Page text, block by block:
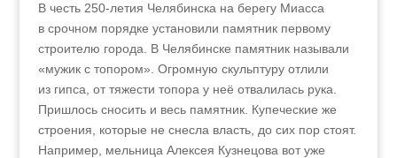
В честь 250‑летия Челябинска на берегу Миасса
в срочном порядке установили памятник первому
строителю города. В Челябинске памятник называли
«мужик с топором». Огромную скульптуру отлили
из гипса, от тяжести топора у неё отвалилась рука.
Пришлось сносить и весь памятник. Купеческие же
строения, которые не снесла власть, до сих пор стоят.
Например, мельница Алексея Кузнецова вот уже